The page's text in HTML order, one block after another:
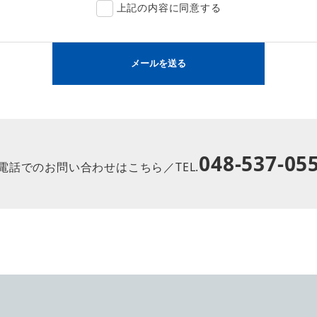
上記の内容に同意する
話でのお問い合わせはこちら／TEL.048-537-